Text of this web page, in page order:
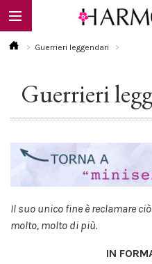
EBOOK
LIBRI
Guerrieri leggendari
Guerrieri
Il suo unico fine è reclamare
molto, molto di più.
IN